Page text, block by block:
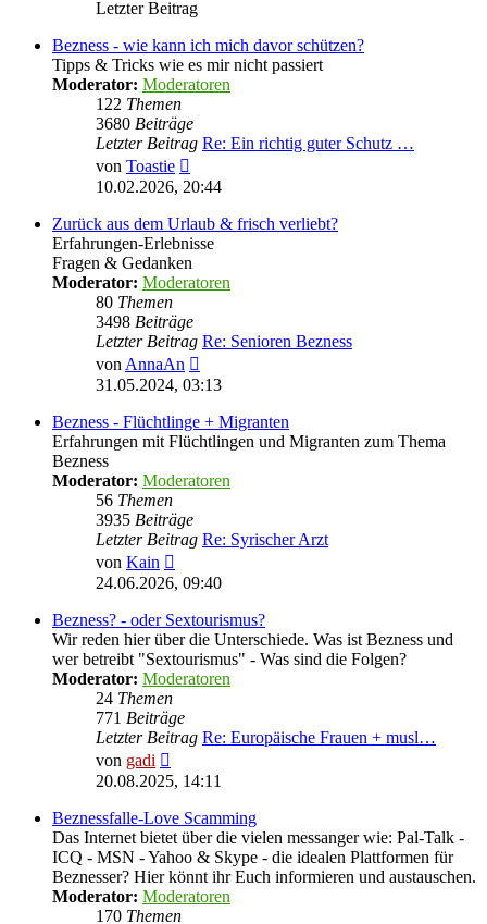
Letzter Beitrag
Bezness - wie kann ich mich davor schützen?
Tipps & Tricks wie es mir nicht passiert
Moderator: Moderatoren
122 Themen
3680 Beiträge
Letzter Beitrag Re: Ein richtig guter Schutz …
von Toastie
Beitrag
10.02.2026, 20:44
Zurück aus dem Urlaub & frisch verliebt?
Erfahrungen-Erlebnisse
Fragen & Gedanken
Moderator: Moderatoren
80 Themen
3498 Beiträge
Letzter Beitrag Re: Senioren Bezness
von AnnaAn
Beitrag
31.05.2024, 03:13
Bezness - Flüchtlinge + Migranten
Erfahrungen mit Flüchtlingen und Migranten zum Thema
Bezness
Moderator: Moderatoren
56 Themen
3935 Beiträge
Letzter Beitrag Re: Syrischer Arzt
von Kain
Beitrag
24.06.2026, 09:40
Bezness? - oder Sextourismus?
Wir reden hier über die Unterschiede. Was ist Bezness und
wer betreibt "Sextourismus" - Was sind die Folgen?
Moderator: Moderatoren
24 Themen
771 Beiträge
Letzter Beitrag Re: Europäische Frauen + musl…
von gadi
Beitrag
20.08.2025, 14:11
Beznessfalle-Love Scamming
Das Internet bietet über die vielen messanger wie: Pal-Talk -
ICQ - MSN - Yahoo & Skype - die idealen Plattformen für
Beznesser? Hier könnt ihr Euch informieren und austauschen.
Moderator: Moderatoren
170 Themen